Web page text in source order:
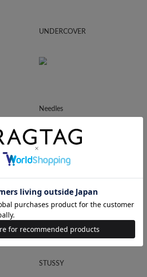
UNDERCOVER
Needles
STUSSY